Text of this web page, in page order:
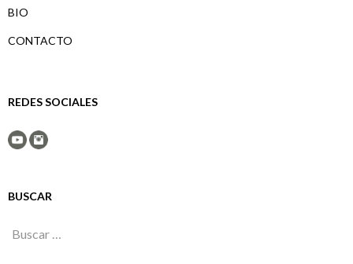
BIO
CONTACTO
REDES SOCIALES
BUSCAR
Buscar: